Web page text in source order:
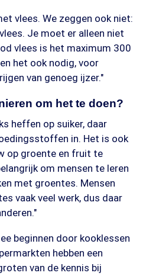
vlees. We zeggen ook niet:
Je moet er alleen niet
vlees is het maximum 300
het ook nodig, voor
van genoeg ijzer."
om het te doen?
heffen op suiker, daar
in. Het is ook
op groente en fruit te
om mensen te leren
met groentes. Mensen
vaak veel werk, dus daar
beginnen door kooklessen
hebben een
van de kennis bij